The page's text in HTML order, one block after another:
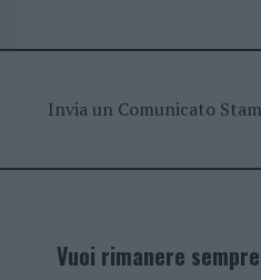
Invia un Comunicato
Vuoi rimanere